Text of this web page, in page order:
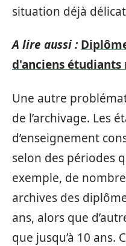
situation déjà
A lire aussi :
d'anciens étudiants
Une autre
de l’archivage. Les
d’enseignement
selon des périodes
exemple, de
archives des
ans, alors que
que jusqu’à 10 ans.